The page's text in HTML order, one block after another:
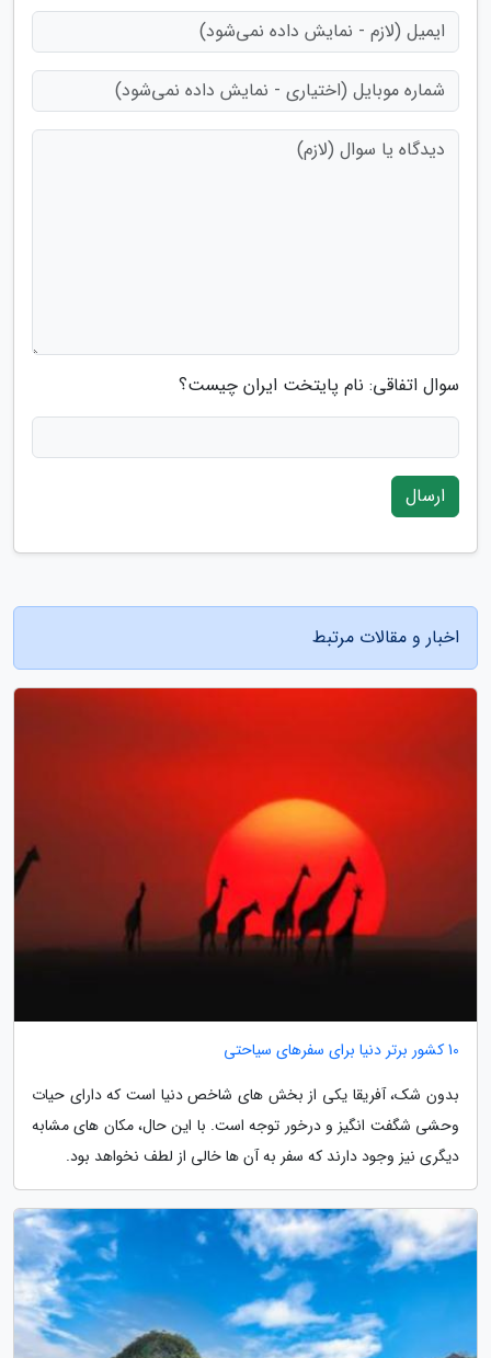
سوال اتفاقی: نام پایتخت ایران چیست؟
ارسال
اخبار و مقالات مرتبط
10 کشور برتر دنیا برای سفرهای سیاحتی
بدون شک، آفریقا یکی از بخش های شاخص دنیا است که دارای حیات
وحشی شگفت انگیز و درخور توجه است. با این حال، مکان های مشابه
دیگری نیز وجود دارند که سفر به آن ها خالی از لطف نخواهد بود.